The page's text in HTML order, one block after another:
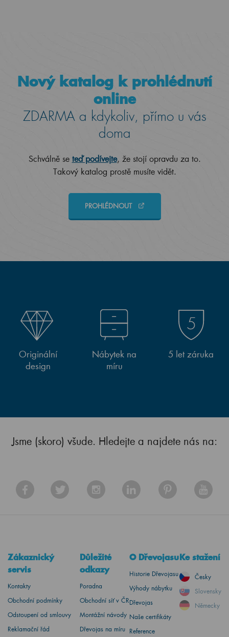
Nový katalog k prohlédnutí
online
ZDARMA a kdykoliv, přímo u vás
doma
Schválně se teď podívejte, že stojí opravdu za to.
Takový katalog prostě musíte vidět.
PROHLÉDNOUT
Originální
design
Nábytek na
míru
5 let záruka
Jsme (skoro) všude. Hledejte a najdete nás na:
Zákaznický
servis
Kontakty
Obchodní podmínky
Odstoupení od smlouvy
Reklamační řád
Důležité
odkazy
Poradna
Obchodní síť v ČR
Montážní návody
Dřevojas na míru
O Dřevojasu
Historie Dřevojasu
Výhody nábytku
Dřevojas
Naše certifikáty
Reference
Ke stažení
Česky
Slovensky
Německy